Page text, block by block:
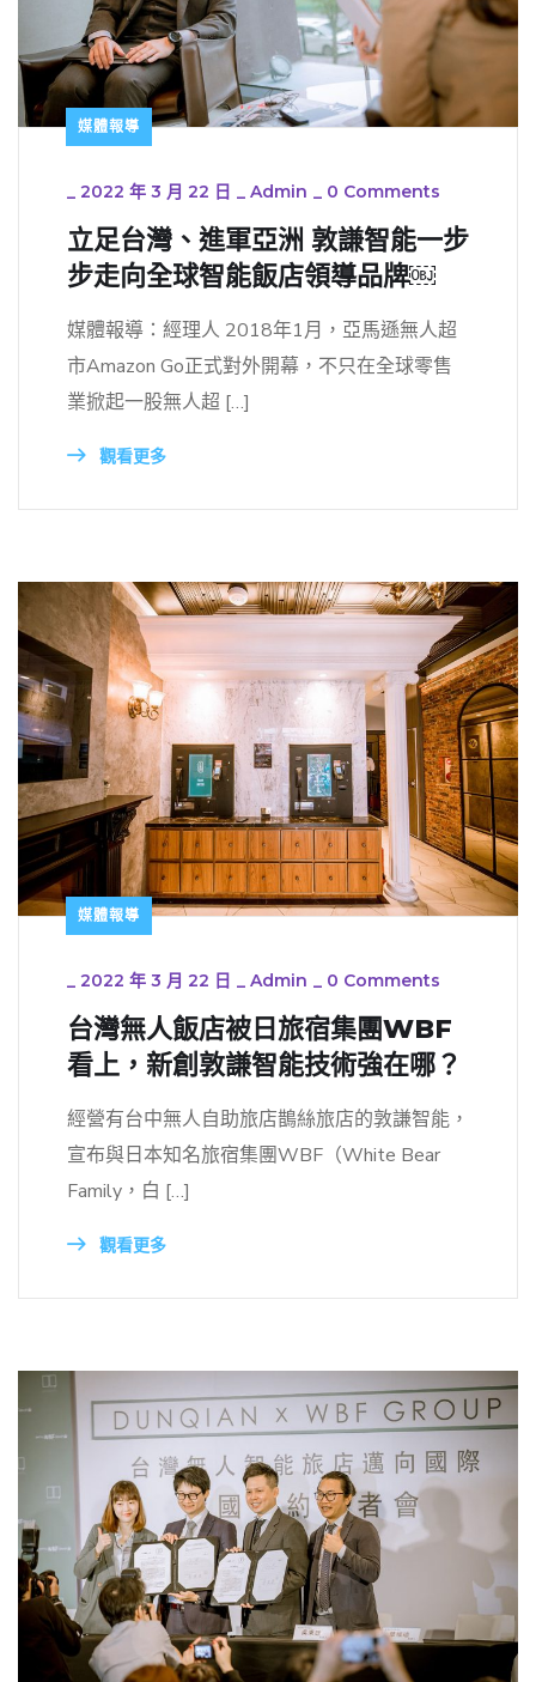
媒體報導
_ 2022 年 3 月 22 日 _ Admin _ 0 Comments
立足台灣、進軍亞洲 敦謙智能一步
步走向全球智能飯店領導品牌￼
媒體報導：經理人 2018年1月，亞馬遜無人超
市Amazon Go正式對外開幕，不只在全球零售
業掀起一股無人超 […]
觀看更多
媒體報導
_ 2022 年 3 月 22 日 _ Admin _ 0 Comments
台灣無人飯店被日旅宿集團WBF
看上，新創敦謙智能技術強在哪？
經營有台中無人自助旅店鵲絲旅店的敦謙智能，
宣布與日本知名旅宿集團WBF（White Bear
Family，白 […]
觀看更多